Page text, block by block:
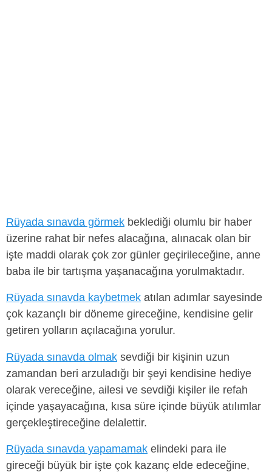
Rüyada sınavda görmek beklediği olumlu bir haber
üzerine rahat bir nefes alacağına, alınacak olan bir
işte maddi olarak çok zor günler geçirileceğine, anne
baba ile bir tartışma yaşanacağına yorulmaktadır.
Rüyada sınavda kaybetmek atılan adımlar sayesinde
çok kazançlı bir döneme gireceğine, kendisine gelir
getiren yolların açılacağına yorulur.
Rüyada sınavda olmak sevdiği bir kişinin uzun
zamandan beri arzuladığı bir şeyi kendisine hediye
olarak vereceğine, ailesi ve sevdiği kişiler ile refah
içinde yaşayacağına, kısa süre içinde büyük atılımlar
gerçekleştireceğine delalettir.
Rüyada sınavda yapamamak elindeki para ile
gireceği büyük bir işte çok kazanç elde edeceğine,